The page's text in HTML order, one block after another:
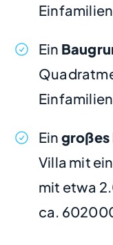
Ein
Ein
Villa mit
mit etwa
ca.